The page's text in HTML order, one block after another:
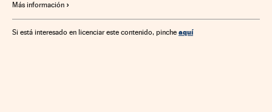
Más información
Si está interesado en licenciar este contenido, pinche aquí